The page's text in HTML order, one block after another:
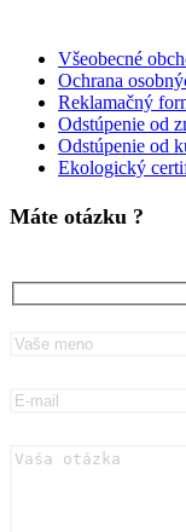
Všeobecné
Ochrana
Reklamačný
Odstúpenie od
Odstúpenie od
Ekologický
Máte otázku ?